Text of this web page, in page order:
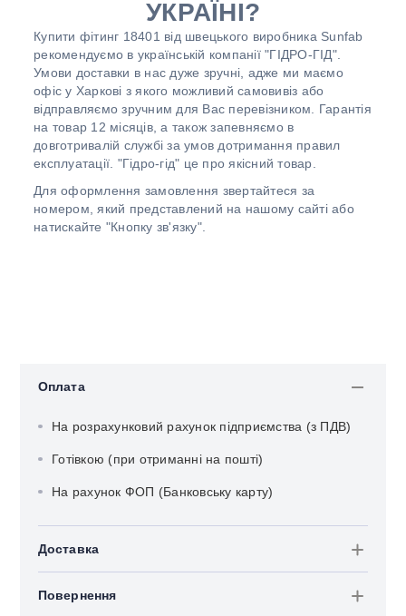
УКРАЇНІ?
Купити фітинг 18401 від швецького виробника Sunfab
рекомендуємо в українській компанії "ГІДРО-ГІД".
Умови доставки в нас дуже зручні, адже ми маємо
офіс у Харкові з якого можливий самовивіз або
відправляємо зручним для Вас перевізником. Гарантія
на товар 12 місяців, а також запевняємо в
довготривалій службі за умов дотримання правил
експлуатації. "Гідро-гід" це про якісний товар.
Для оформлення замовлення звертайтеся за
номером, який представлений на нашому сайті або
натискайте "Кнопку зв'язку".
Оплата
На розрахунковий рахунок підприємства (з ПДВ)
Готівкою (при отриманні на пошті)
На рахунок ФОП (Банковську карту)
Доставка
Повернення